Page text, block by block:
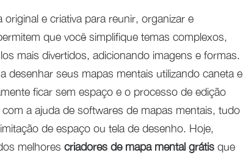
e criativa para reunir, organizar e
que você simplifique temas complexos,
mais divertidos, adicionando imagens e formas.
desenhar seus mapas mentais utilizando caneta e
ficar sem espaço e o processo de edição
a ajuda de softwares de mapas mentais, tudo
de espaço ou tela de desenho. Hoje,
melhores criadores de mapa mental grátis que